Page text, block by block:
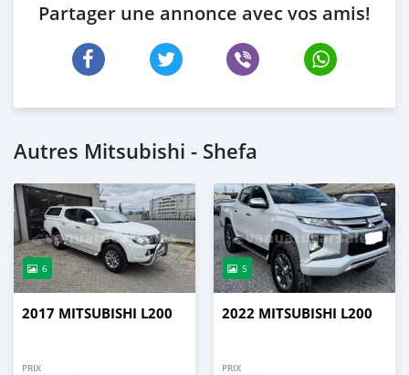
Partager une annonce avec vos amis!
Autres Mitsubishi - Shefa
6
2017 MITSUBISHI L200
PRIX
5
2022 MITSUBISHI L200
PRIX